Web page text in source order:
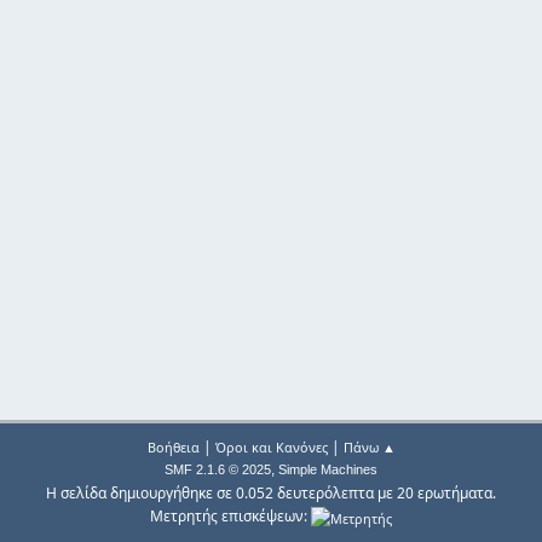
Βοήθεια| Όροι και Κανόνες| Πάνω ▲
SMF 2.1.6 © 2025, Simple Machines
Η σελίδα δημιουργήθηκε σε 0.052 δευτερόλεπτα με 20 ερωτήματα.
Μετρητής επισκέψεων: